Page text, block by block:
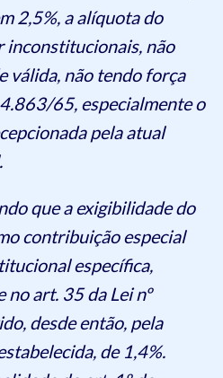
2,5%, a alíquota do
inconstitucionais, não
válida, não tendo força
65, especialmente o
pela atual
que a exigibilidade do
contribuição especial
específica,
art. 35 da Lei nº
desde então, pela
de 1,4%.